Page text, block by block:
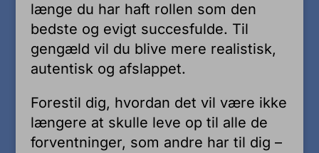
længe du har haft rollen som den
bedste og evigt succesfulde. Til
gengæld vil du blive mere realistisk,
autentisk og afslappet.
Forestil dig, hvordan det vil være ikke
længere at skulle leve op til alle de
forventninger, som andre har til dig –